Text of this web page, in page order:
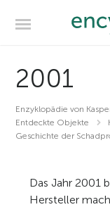
2001
Enzyklopädie von
Entdeckte Objekte
Geschichte der
Das Jahr 2001
Hersteller